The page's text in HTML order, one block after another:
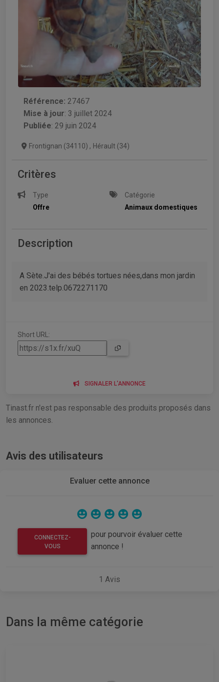
Référence: 27467
Mise à jour: 3 juillet 2024
Publiée: 29 juin 2024
Frontignan (34110) , Hérault (34)
Critères
Type
Offre
Catégorie
Animaux domestiques
Description
A Sète.J'ai des bébés tortues nées,dans mon jardin
en 2023.telp.0672271170
Short URL:
SIGNALER L'ANNONCE
Tinast.fr n'est pas responsable des produits proposés dans
les annonces.
Avis des utilisateurs
Evaluer cette annonce
CONNECTEZ-
VOUS
pour pourvoir évaluer cette
annonce !
1 Avis
Dans la même catégorie